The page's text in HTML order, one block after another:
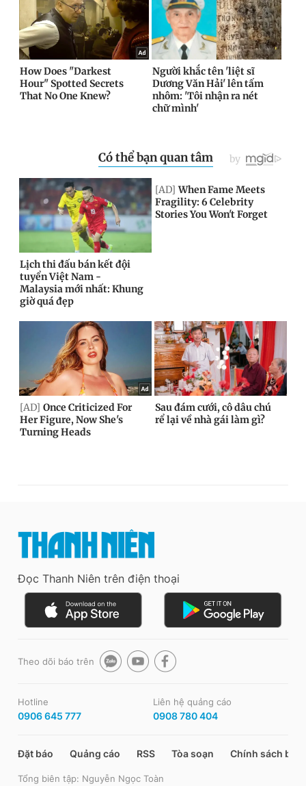
Đọc Thanh Niên trên điện thoại
Theo dõi báo trên
Hotline
0906 645 777
Liên hệ quảng cáo
0908 780 404
Đặt báo Quảng cáo RSS Tòa soạn Chính sách bảo
Tổng biên tập: Nguyễn Ngọc Toàn